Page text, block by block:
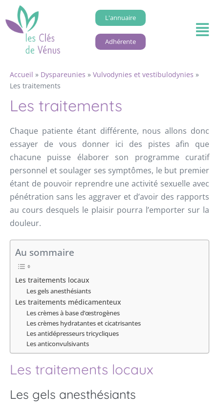
L'annuaire
Adhérente
Accueil » Dyspareunies » Vulvodynies et vestibulodynies »
Les traitements
Les traitements
Chaque patiente étant différente, nous allons donc
essayer de vous donner ici des pistes afin que
chacune puisse élaborer son programme curatif
personnel et soulager ses symptômes, le but premier
étant de pouvoir reprendre une activité sexuelle avec
pénétration sans les aggraver et d’avoir des rapports
au cours desquels le plaisir pourra l’emporter sur la
douleur.
Au sommaire
Les traitements locaux
Les gels anesthésiants
Les traitements médicamenteux
Les crèmes à base d’œstrogènes
Les crèmes hydratantes et cicatrisantes
Les antidépresseurs tricycliques
Les anticonvulsivants
Les traitements locaux
Les gels anesthésiants